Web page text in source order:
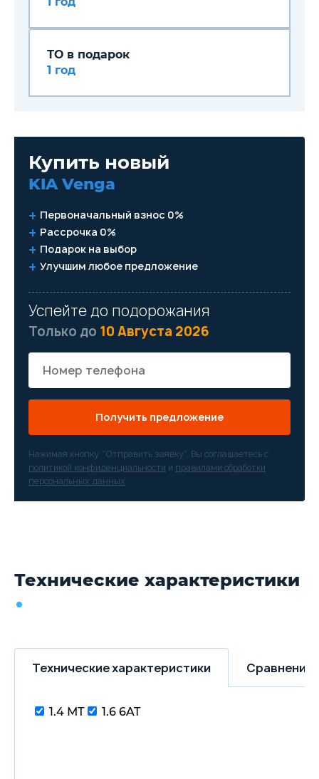
ТО в подарок
1 год
Купить новый
KIA Venga
Первоначальный взнос 0%
Рассрочка 0%
Подарок на выбор
Улучшим любое предложение
Успейте до подорожания
Только до 10 Августа 2026
Получить предложение
Нажимая кнопку “Отправить заявку”, Вы соглашаетесь с
политикой конфиденциальности и правилами обработки
персональных данных
Технические характеристики
Технические характеристики Сравнение
1.4 МТ 1.6 6AT